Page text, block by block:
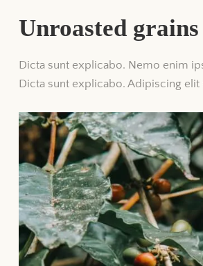
Unroasted
Dicta sunt explicabo. Nemo enim
Dicta sunt explicabo. Adipiscing